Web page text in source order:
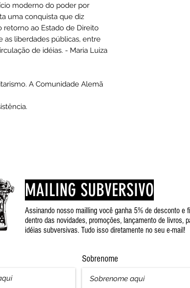
moderno do poder por
uma conquista que diz
retorno ao Estado de Direito
as liberdades públicas, entre
de idéias. - Maria Luiza
A Comunidade Alemã
MAILING SUBVERSIVO
Assinando nosso mailling você ganha 5% de desconto e
dentro das novidades, promoções, lançamento de livros,
idéias subversivas. Tudo isso diretamente no seu e-mail!
Sobrenome